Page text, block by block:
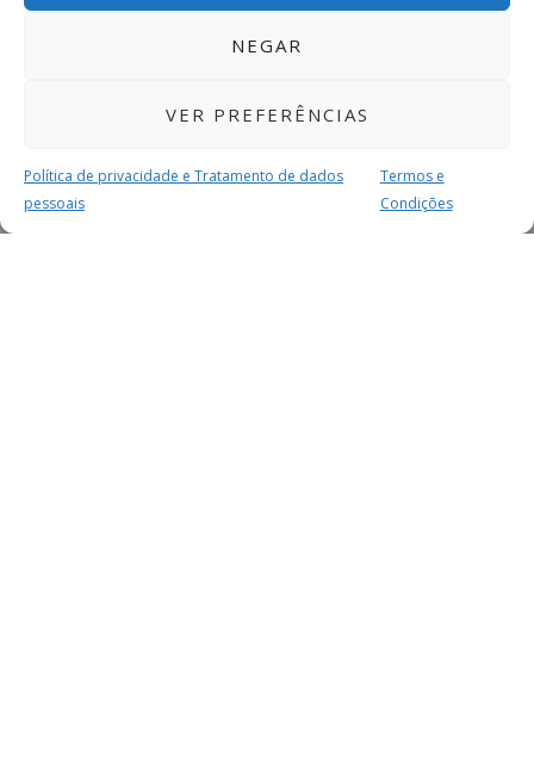
NEGAR
VER PREFERÊNCIAS
Política de privacidade e Tratamento de dados
pessoais
Termos e
Condições